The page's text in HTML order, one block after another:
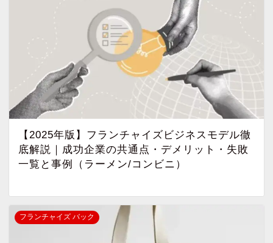
【2025年版】フランチャイズビジネスモデル徹
底解説｜成功企業の共通点・デメリット・失敗
一覧と事例（ラーメン/コンビニ）
フランチャイズ バック